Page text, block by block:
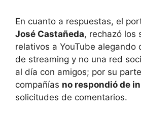
En cuanto a respuestas, el
José Castañeda, rechazó los
relativos a YouTube alegando
de streaming y no una red
al día con amigos; por su
compañías no respondió de
solicitudes de comentarios.